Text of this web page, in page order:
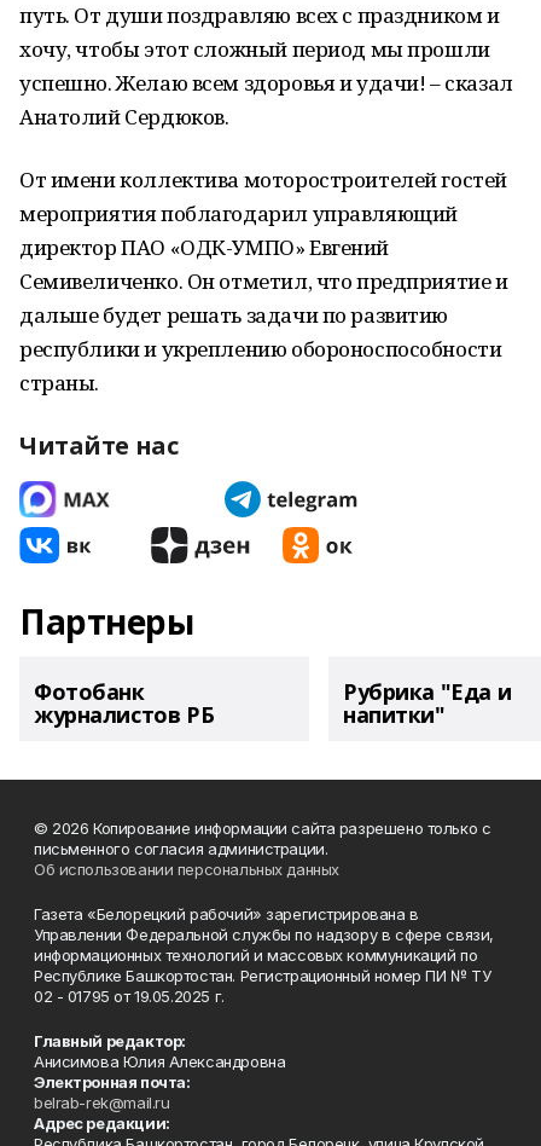
путь. От души поздравляю всех с праздником и
хочу, чтобы этот сложный период мы прошли
успешно. Желаю всем здоровья и удачи! – сказал
Анатолий Сердюков.
От имени коллектива моторостроителей гостей
мероприятия поблагодарил управляющий
директор ПАО «ОДК-УМПО» Евгений
Семивеличенко. Он отметил, что предприятие и
дальше будет решать задачи по развитию
республики и укреплению обороноспособности
страны.
Читайте нас
Партнеры
Фотобанк
журналистов РБ
Рубрика "Еда и
напитки"
© 2026 Копирование информации сайта разрешено только с
письменного согласия администрации.
Об использовании персональных данных
Газета «Белорецкий рабочий» зарегистрирована в
Управлении Федеральной службы по надзору в сфере связи,
информационных технологий и массовых коммуникаций по
Республике Башкортостан. Регистрационный номер ПИ № ТУ
02 - 01795 от 19.05.2025 г.
Главный редактор:
Анисимова Юлия Александровна
Электронная почта:
belrab-rek@mail.ru
Адрес редакции: